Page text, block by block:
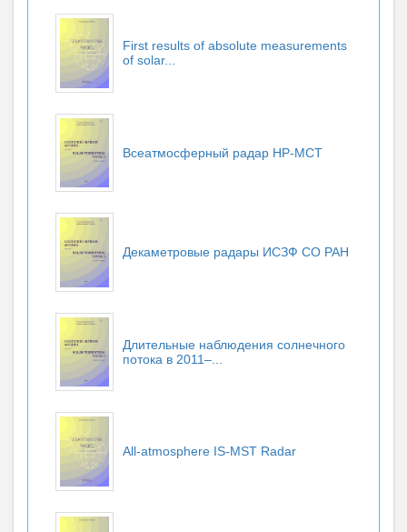
First results of absolute measurements
of solar...
Всеатмосферный радар НР-МСТ
Декаметровые радары ИСЗФ СО РАН
Длительные наблюдения солнечного
потока в 2011–...
All-atmosphere IS-MST Radar